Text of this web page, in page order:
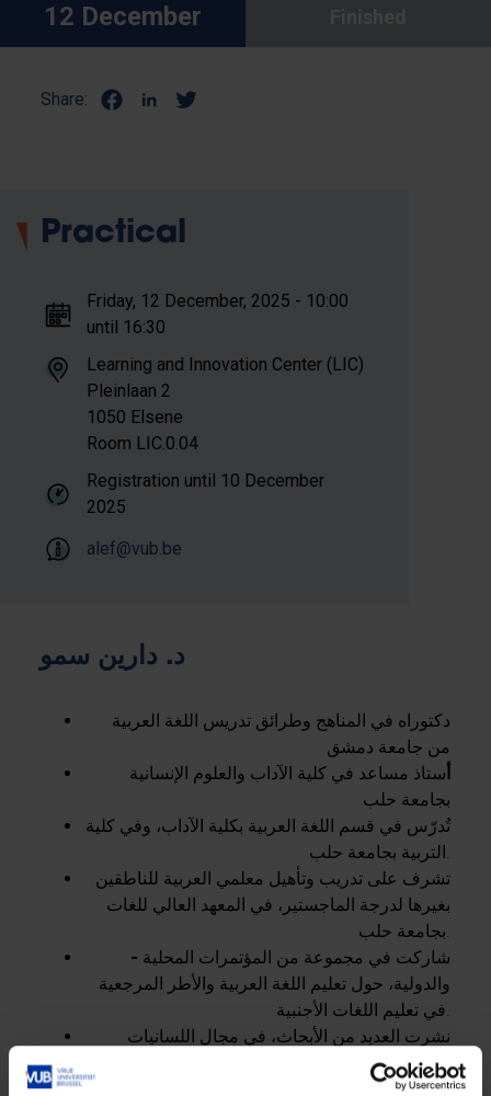
12 December
Share:
Practical
Friday, 12 December, 2025 - 10:00
until 16:30
Learning and Innovation Center (LIC)
Pleinlaan 2
1050 Elsene
Room LIC.0.04
Registration until 10 December
2025
alef@vub.be
د. دارين سمو
دكتوراه في المناهج وطرائق تدريس اللغة العربية
من جامعة دمشق
أستاذ مساعد في كلية الآداب والعلوم الإنسانية
بجامعة حلب
تُدرّس في قسم اللغة العربية بكلية الآداب، وفي كلية
التربية بجامعة حلب.
تشرف على تدريب وتأهيل معلمي العربية للناطقين
بغيرها لدرجة الماجستير، في المعهد العالي للغات
بجامعة حلب.
- شاركت في مجموعة من المؤتمرات المحلية
والدولية، حول تعليم اللغة العربية والأطر المرجعية
في تعليم اللغات الأجنبية.
نشرت العديد من الأبحاث، في مجال اللسانيات
التطبيقية و طرائق تعليم اللغة العربية للناطقين
بغيرها، في مجلات دولية محكّمة.